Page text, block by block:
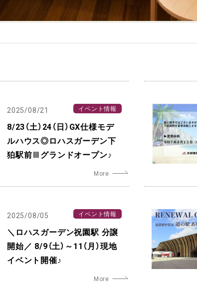
2025/08/21 イベント情報
8/23（土）24（日）GX仕様モデ
ルハウス◎ロハスガーデン下
狛駅前Ⅲグランドオープン♪
2025/08/05 イベント情報
＼ロハスガーデン祝園駅 分譲
開始／ 8/9（土）～11（月）現地
イベント開催♪